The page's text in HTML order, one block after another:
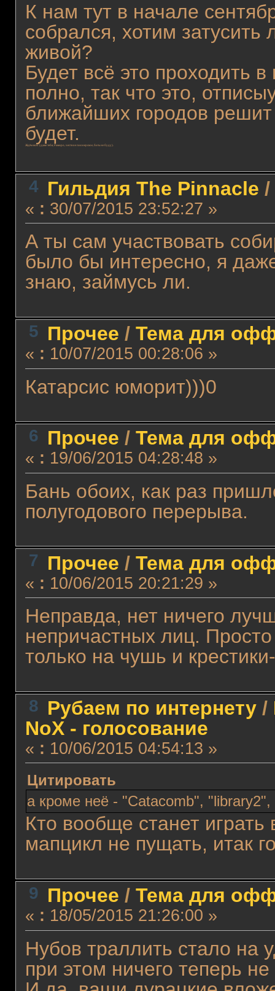
К нам тут в начале
собрался, хотим
живой?
Будет всё это проходить
полно, так что это,
ближайших городов
будет.
Ждём всех (даже тебя, Рамиро, честное пионерское, бить не буду).
4 Гильдия The Pinnacle /
« : 30/07/2015 23:52:27 »
А ты сам участвовать
было бы интересно, я
знаю, займусь ли.
5 Прочее / Тема для
« : 10/07/2015 00:28:06 »
Катарсис юморит)))0
6 Прочее / Тема для
« : 19/06/2015 04:28:48 »
Бань обоих, как раз
полугодового перерыва.
7 Прочее / Тема для
« : 10/06/2015 20:21:29 »
Неправда, нет ничего
непричастных лиц.
только на чушь и
8 Рубаем по интернету/
NoX - голосование
« : 10/06/2015 04:54:13 »
Цитировать
а кроме неё - "Catacomb",
Кто вообще станет играть
мапцикл не пущать, итак
9 Прочее / Тема для
« : 18/05/2015 21:26:00 »
Нубов траллить стало на
при этом ничего теперь